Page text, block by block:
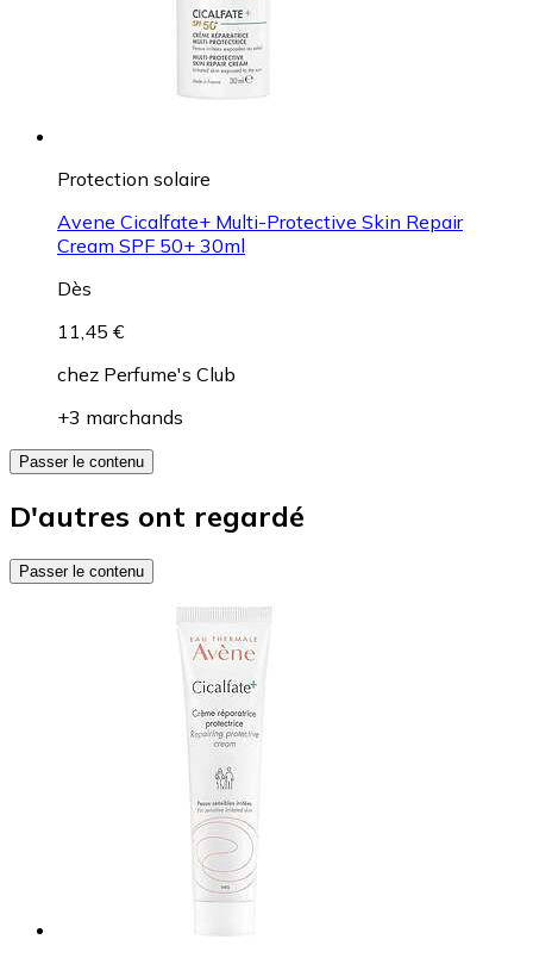
Protection solaire
Avene Cicalfate+ Multi-Protective Skin Repair
Cream SPF 50+ 30ml
Dès
11,45 €
chez Perfume's Club
+3 marchands
Passer le contenu
D'autres ont regardé
Passer le contenu